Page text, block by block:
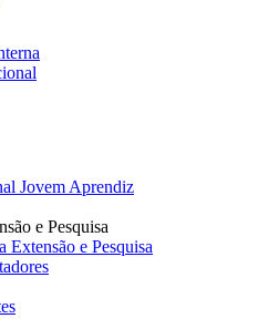
Jovem Aprendiz
e Pesquisa
Extensão e Pesquisa